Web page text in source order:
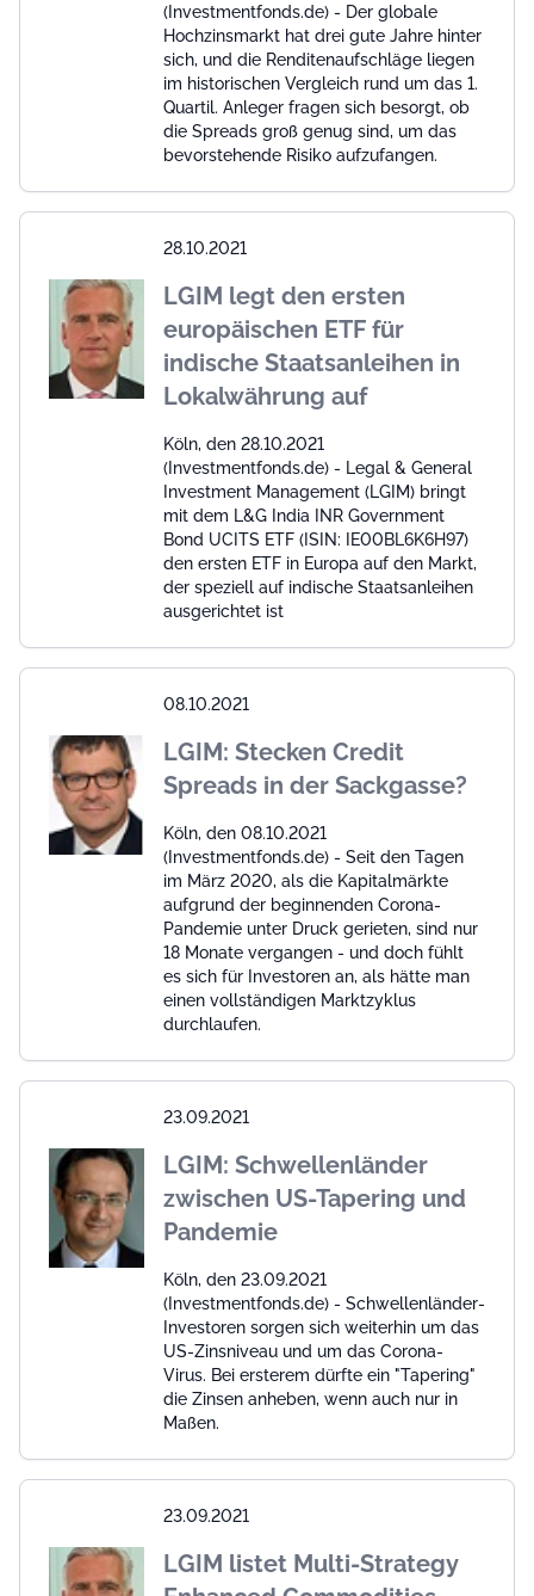
(Investmentfonds.de) - Der globale
Hochzinsmarkt hat drei gute Jahre hinter
sich, und die Renditenaufschläge liegen
im historischen Vergleich rund um das 1.
Quartil. Anleger fragen sich besorgt, ob
die Spreads groß genug sind, um das
bevorstehende Risiko aufzufangen.
28.10.2021
LGIM legt den ersten
europäischen ETF für
indische Staatsanleihen in
Lokalwährung auf
Köln, den 28.10.2021
(Investmentfonds.de) - Legal & General
Investment Management (LGIM) bringt
mit dem L&G India INR Government
Bond UCITS ETF (ISIN: IE00BL6K6H97)
den ersten ETF in Europa auf den Markt,
der speziell auf indische Staatsanleihen
ausgerichtet ist
08.10.2021
LGIM: Stecken Credit
Spreads in der Sackgasse?
Köln, den 08.10.2021
(Investmentfonds.de) - Seit den Tagen
im März 2020, als die Kapitalmärkte
aufgrund der beginnenden Corona-
Pandemie unter Druck gerieten, sind nur
18 Monate vergangen - und doch fühlt
es sich für Investoren an, als hätte man
einen vollständigen Marktzyklus
durchlaufen.
23.09.2021
LGIM: Schwellenländer
zwischen US-Tapering und
Pandemie
Köln, den 23.09.2021
(Investmentfonds.de) - Schwellenländer-
Investoren sorgen sich weiterhin um das
US-Zinsniveau und um das Corona-
Virus. Bei ersterem dürfte ein "Tapering"
die Zinsen anheben, wenn auch nur in
Maßen.
23.09.2021
LGIM listet Multi-Strategy